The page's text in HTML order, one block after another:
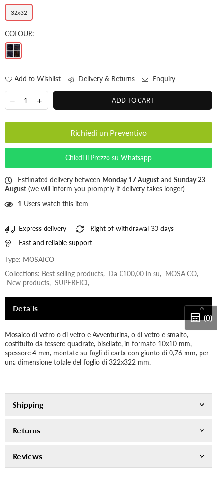
32x32
COLOUR: -
Add to Wishlist Delivery & Returns Enquiry
ADD TO CART
Richiedi un Preventivo
Chiedi il Prezzo su Whatsapp
Estimated delivery between Monday 17 August and Sunday 23
August (we will inform you promptly if delivery takes longer)
1 Users watch this item
Express delivery
Right of withdrawal 30 days
Fast and reliable support
Type: MOSAICO
Collections: Best selling products, Da €100,00 in su, MOSAICO,
New products, SUPERFICI,
Details
Mosaico di vetro o di vetro e Avventurina, o di vetro e smalto,
costituito da tessere quadrate, bisellate, in formato 10x10 mm,
spessore 4 mm, montate su fogli di carta con giunto di 0,76 mm, per
una dimensione totale del foglio di 322x322 mm.
Shipping
Returns
Reviews
(0)